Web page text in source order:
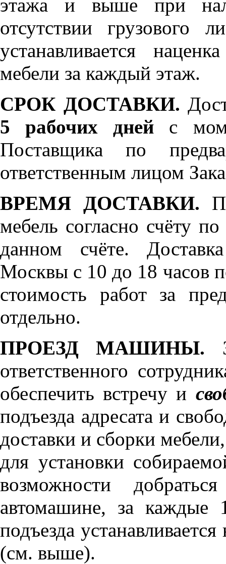
этажа и выше при
отсутствии грузового
устанавливается
мебели за каждый этаж.
СРОК ДОСТАВКИ.
5 рабочих дней с
Поставщика по
ответственным лицом
ВРЕМЯ ДОСТАВКИ.
мебель согласно счёту
данном счёте.
Москвы с 10 до 18 часов
стоимость работ за
отдельно.
ПРОЕЗД МАШИНЫ.
ответственного
обеспечить встречу и
подъезда адресата и
доставки и сборки
для установки
возможности
автомашине, за каждые
подъезда
(см. выше).